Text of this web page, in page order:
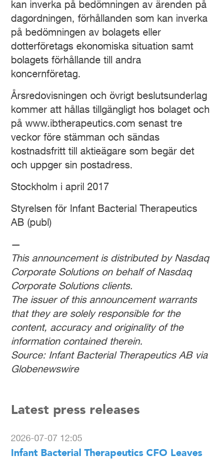
kan inverka på bedömningen av ärenden på
dagordningen, förhållanden som kan inverka
på bedömningen av bolagets eller
dotterföretags ekonomiska situation samt
bolagets förhållande till andra
koncernföretag.
Årsredovisningen och övrigt beslutsunderlag
kommer att hållas tillgängligt hos bolaget och
på www.ibtherapeutics.com senast tre
veckor före stämman och sändas
kostnadsfritt till aktieägare som begär det
och uppger sin postadress.
Stockholm i april 2017
Styrelsen för Infant Bacterial Therapeutics
AB (publ)
—
This announcement is distributed by Nasdaq
Corporate Solutions on behalf of Nasdaq
Corporate Solutions clients.
The issuer of this announcement warrants
that they are solely responsible for the
content, accuracy and originality of the
information contained therein.
Source: Infant Bacterial Therapeutics AB via
Globenewswire
Latest press releases
2026-07-07 12:05
Infant Bacterial Therapeutics CFO Leaves